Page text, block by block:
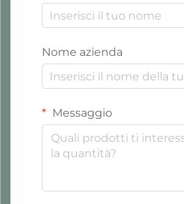
Nome azienda
Messaggio